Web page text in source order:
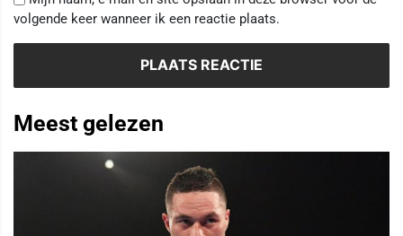
volgende keer wanneer ik een reactie plaats.
Meest gelezen